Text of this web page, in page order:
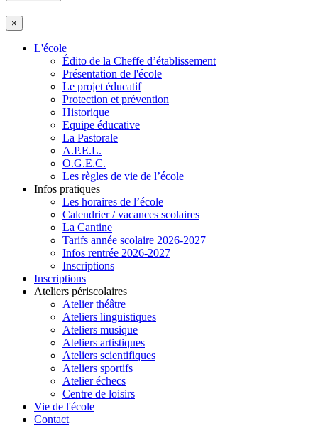
×
L'école
Édito de la Cheffe d’établissement
Présentation de l'école
Le projet éducatif
Protection et prévention
Historique
Equipe éducative
La Pastorale
A.P.E.L.
O.G.E.C.
Les règles de vie de l’école
Infos pratiques
Les horaires de l’école
Calendrier / vacances scolaires
La Cantine
Tarifs année scolaire 2026-2027
Infos rentrée 2026-2027
Inscriptions
Inscriptions
Ateliers périscolaires
Atelier théâtre
Ateliers linguistiques
Ateliers musique
Ateliers artistiques
Ateliers scientifiques
Ateliers sportifs
Atelier échecs
Centre de loisirs
Vie de l'école
Contact